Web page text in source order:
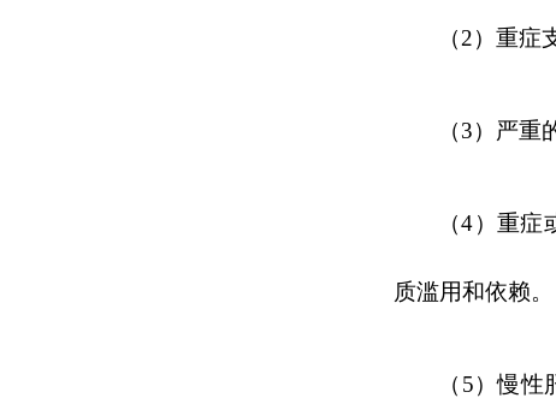
（2）重症
（3）严重
（4）重症
质滥用和依赖。
（ 5）慢性